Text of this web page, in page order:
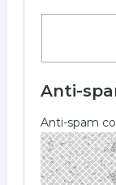
Anti-
Anti-spam